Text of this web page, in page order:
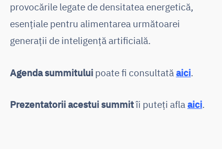
provocările legate de densitatea energetică,
esențiale pentru alimentarea următoarei
generații de inteligență artificială.
Agenda summitului poate fi consultată aici.
Prezentatorii acestui summitîi puteți aflaaici.